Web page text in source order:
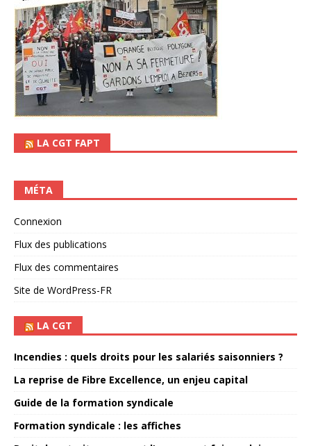
LA CGT FAPT
MÉTA
Connexion
Flux des publications
Flux des commentaires
Site de WordPress-FR
LA CGT
Incendies : quels droits pour les salariés saisonniers ?
La reprise de Fibre Excellence, un enjeu capital
Guide de la formation syndicale
Formation syndicale : les affiches